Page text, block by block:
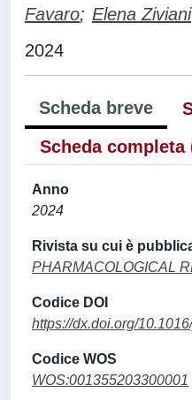
Favaro; Elena Ziviani
2024
Scheda breve
Scheda completa
Anno
2024
Rivista su cui è
PHARMACOLOGICAL
Codice DOI
https://dx.doi.org/
Codice WOS
WOS:001355203300001